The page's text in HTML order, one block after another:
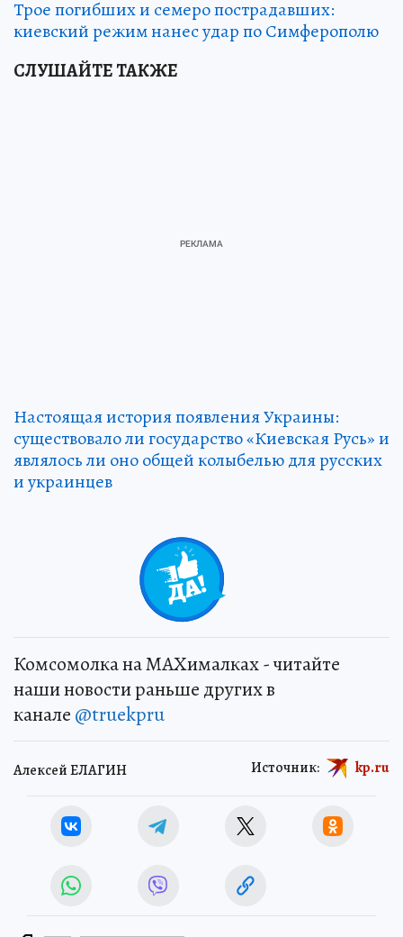
Трое погибших и семеро пострадавших:
киевский режим нанес удар по Симферополю
СЛУШАЙТЕ ТАКЖЕ
Настоящая история появления Украины:
существовало ли государство «Киевская Русь» и
являлось ли оно общей колыбелью для русских
и украинцев
Комсомолка на MAXималках - читайте
наши новости раньше других в
канале @truekpru
Алексей ЕЛАГИН Источник: kp.ru